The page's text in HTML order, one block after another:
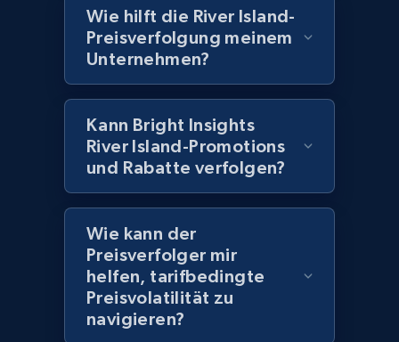
Amazon products global dataset - Collects
products by best sellers category URL
Title, Seller name, Brand, Description, Initial
price, Currency, Availability, Reviews count, and
2.1K+ 375+ Jetzt anfangen
Amazon products global dataset - Collect
Amazon products by seller URL
Title, Seller name, Brand, Description, Initial
Wie hilft die River Island-
Preisverfolgung meinem
Unternehmen?
Kann Bright Insights
River Island-Promotions
und Rabatte verfolgen?
Wie kann der
Preisverfolger mir
helfen, tarifbedingte
Preisvolatilität zu
navigieren?